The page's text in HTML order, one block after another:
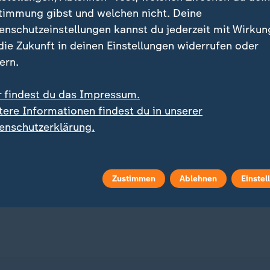
in Flammen auf
auf bayerischem
Mehr als 1.000
Fangschrecke breitet sich aus
Mehr Sichtungen von
gibst und welchen nicht. Deine
kannst du jederzeit mit
Zukunft in deinen Einstellungen widerrufen oder
findest du das Impressum.
Informationen findest du in unserer
Zustimmen Ablehnen